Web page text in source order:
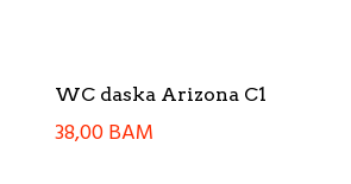
WC daska Arizona C1
38,00BAM